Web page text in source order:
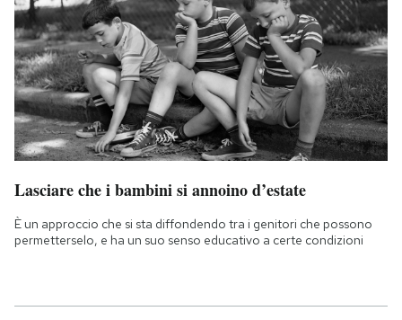
Lasciare che i bambini si annoino d’estate
È un approccio che si sta diffondendo tra i genitori che possono
permetterselo, e ha un suo senso educativo a certe condizioni